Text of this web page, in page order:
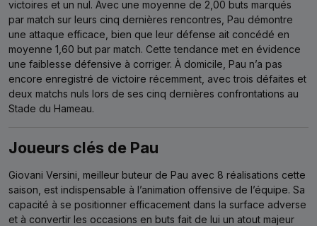
victoires et un nul. Avec une moyenne de 2,00 buts marqués
par match sur leurs cinq dernières rencontres, Pau démontre
une attaque efficace, bien que leur défense ait concédé en
moyenne 1,60 but par match. Cette tendance met en évidence
une faiblesse défensive à corriger. À domicile, Pau n’a pas
encore enregistré de victoire récemment, avec trois défaites et
deux matchs nuls lors de ses cinq dernières confrontations au
Stade du Hameau.
Joueurs clés de Pau
Giovani Versini, meilleur buteur de Pau avec 8 réalisations cette
saison, est indispensable à l’animation offensive de l’équipe. Sa
capacité à se positionner efficacement dans la surface adverse
et à convertir les occasions en buts fait de lui un atout majeur